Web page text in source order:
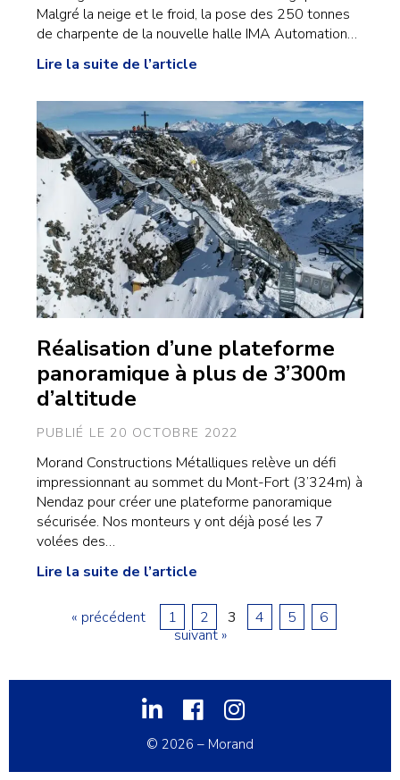
Malgré la neige et le froid, la pose des 250 tonnes
de charpente de la nouvelle halle IMA Automation…
Lire la suite de l’article
Réalisation d’une plateforme
panoramique à plus de 3’300m
d’altitude
PUBLIÉ LE 20 OCTOBRE 2022
Morand Constructions Métalliques relève un défi
impressionnant au sommet du Mont-Fort (3’324m) à
Nendaz pour créer une plateforme panoramique
sécurisée. Nos monteurs y ont déjà posé les 7
volées des…
Lire la suite de l’article
« précédent 1 2 3 4 5
6
suivant »
LinkedInFacebookInstagram
© 2026 – Morand